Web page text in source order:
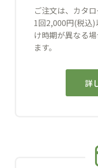
ご注文は、カタ
1回2,000円(税込)
け時期が異なる
ます。
詳